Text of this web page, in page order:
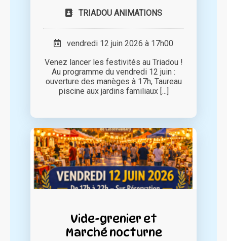
TRIADOU ANIMATIONS
vendredi 12 juin 2026 à 17h00
Venez lancer les festivités au Triadou !
Au programme du vendredi 12 juin :
ouverture des manèges à 17h, Taureau
piscine aux jardins familiaux [...]
Vide-grenier et
Marché nocturne